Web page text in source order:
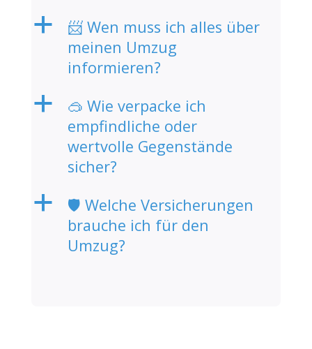
a
📨 Wen muss ich alles über
meinen Umzug
informieren?
a
🥽 Wie verpacke ich
empfindliche oder
wertvolle Gegenstände
sicher?
a
🛡️ Welche Versicherungen
brauche ich für den
Umzug?